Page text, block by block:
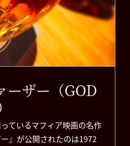
ーザー（GOD
ているマフィア映画の名作
ー』が公開されたのは1972